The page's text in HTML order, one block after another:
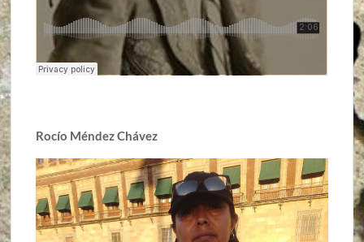
Rocío Méndez Chávez